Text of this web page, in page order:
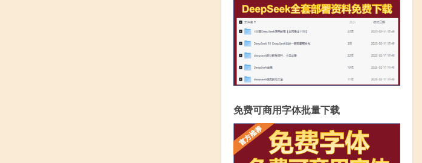
免费可商用字体批量下载